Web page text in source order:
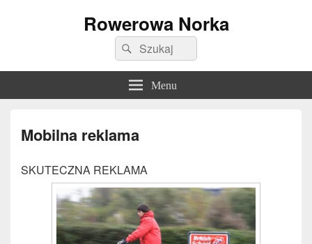
Rowerowa Norka
Search
for:
Search
Menu
Mobilna reklama
SKUTECZNA REKLAMA